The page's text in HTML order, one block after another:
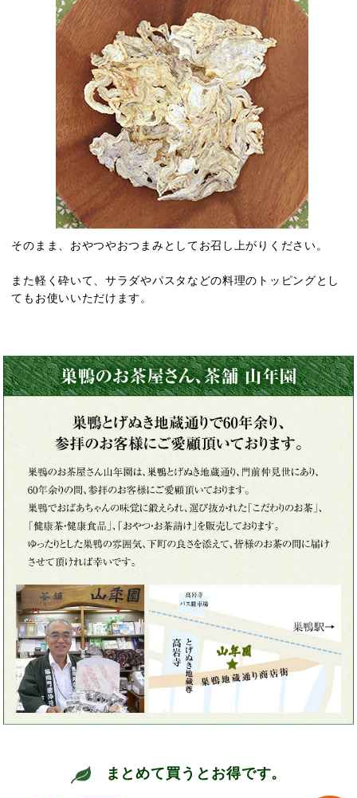
そのまま、おやつやおつまみとしてお召し上がりください。
また軽く砕いて、サラダやパスタなどの料理のトッピングとし
てもお使いいただけます。
まとめて買うとお得です。